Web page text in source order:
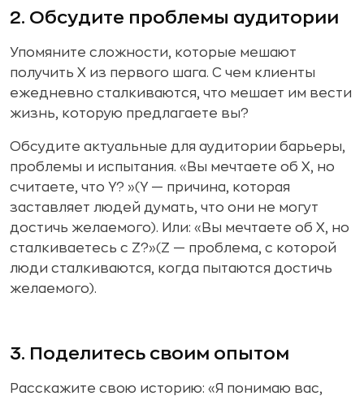
2. Обсудите проблемы аудитории
Упомяните сложности, которые мешают
получить X из первого шага. С чем клиенты
ежедневно сталкиваются, что мешает им вести
жизнь, которую предлагаете вы?
Обсудите актуальные для аудитории барьеры,
проблемы и испытания. «Вы мечтаете об Х, но
считаете, что Y? »(Y — причина, которая
заставляет людей думать, что они не могут
достичь желаемого). Или: «Вы мечтаете об Х, но
сталкиваетесь с Z?»(Z — проблема, с которой
люди сталкиваются, когда пытаются достичь
желаемого).
3. Поделитесь своим опытом
Расскажите свою историю: «Я понимаю вас,